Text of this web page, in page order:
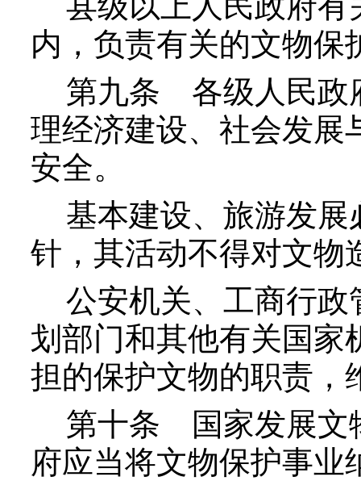
内，负责有关的文物保
第九条 各级人民政
理经济建设、社会发展
安全。
基本建设、旅游发展
针，其活动不得对文物
公安机关、工商行政
划部门和其他有关国家
担的保护文物的职责，
第十条 国家发展文
府应当将文物保护事业